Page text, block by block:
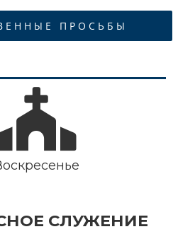
ПРОСЬБЫ
СЛУЖЕНИЕ